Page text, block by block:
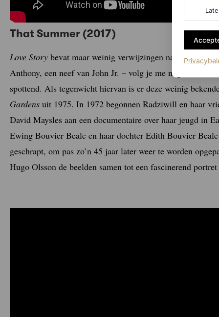
That Summer (2017)
Love Story bevat maar weinig verwijzingen naar Lee
Anthony, een neef van John Jr. – volg je me nog? De
spottend. Als tegenwicht hiervan is er deze weinig
Gardens uit 1975. In 1972 begonnen Radziwill en haar
David Maysles aan een documentaire over haar jeugd in
Ewing Bouvier Beale en haar dochter Edith Bouvier
geschrapt, om pas zo’n 45 jaar later weer te worden
Hugo Olsson de beelden samen tot een fascinerend